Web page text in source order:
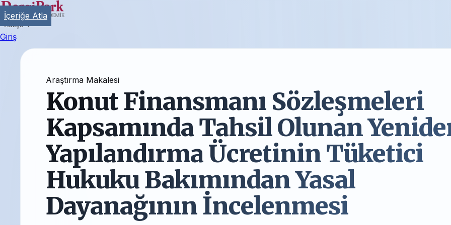
Türkçe
Giriş
Araştırma Makalesi
Konut Finansmanı Sözleşmeleri
Kapsamında Tahsil Olunan
Yapılandırma Ücretinin Tüketici
Hukuku Bakımından Yasal
Dayanağının İncelenmesi
İçeriğe Atla